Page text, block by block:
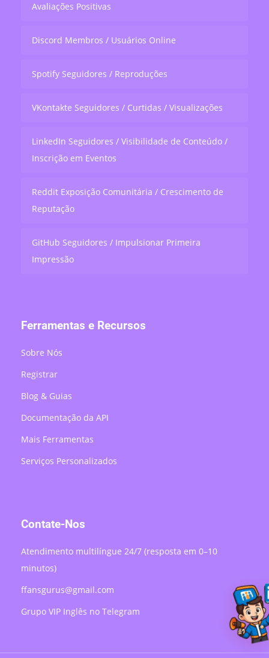
Avaliações Positivas
Discord Membros / Usuários Online
Spotify Seguidores / Reproduções
VKontakte Seguidores / Curtidas / Visualizações
LinkedIn Seguidores / Visibilidade de Conteúdo /
Inscrição em Eventos
Reddit Exposição Comunitária / Crescimento de
Reputação
GitHub Seguidores / Impulsionar Primeira
Impressão
Ferramentas e Recursos
Sobre Nós
Registrar
Blog & Guias
Documentação da API
Mais Ferramentas
Serviços Personalizados
Contate-Nos
Atendimento multilíngue 24/7 (resposta em 0–10
minutos)
ffansgurus@gmail.com
Grupo VIP Inglês no Telegram